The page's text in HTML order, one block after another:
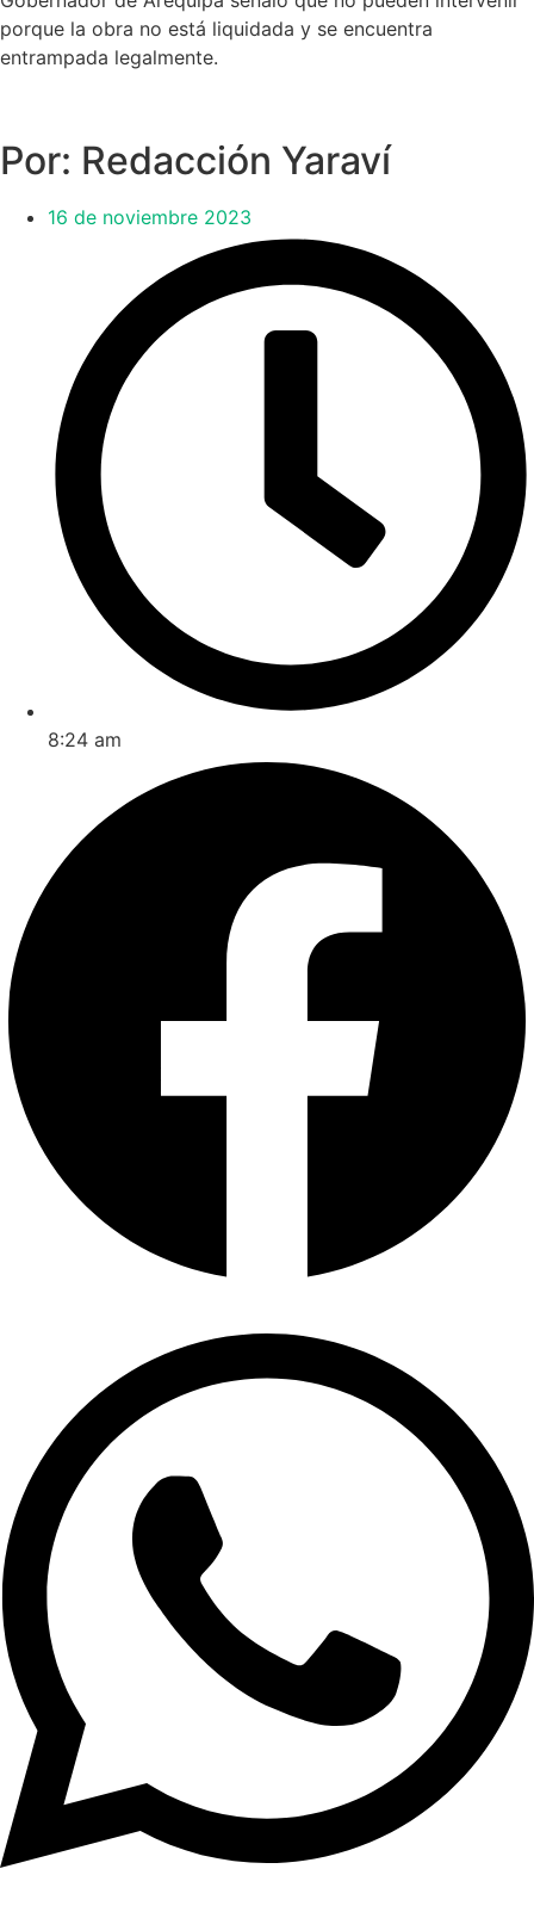
porque la obra no está liquidada y se encuentra
entrampada legalmente.
Por: Redacción Yaraví
16 de noviembre 2023
8:24 am